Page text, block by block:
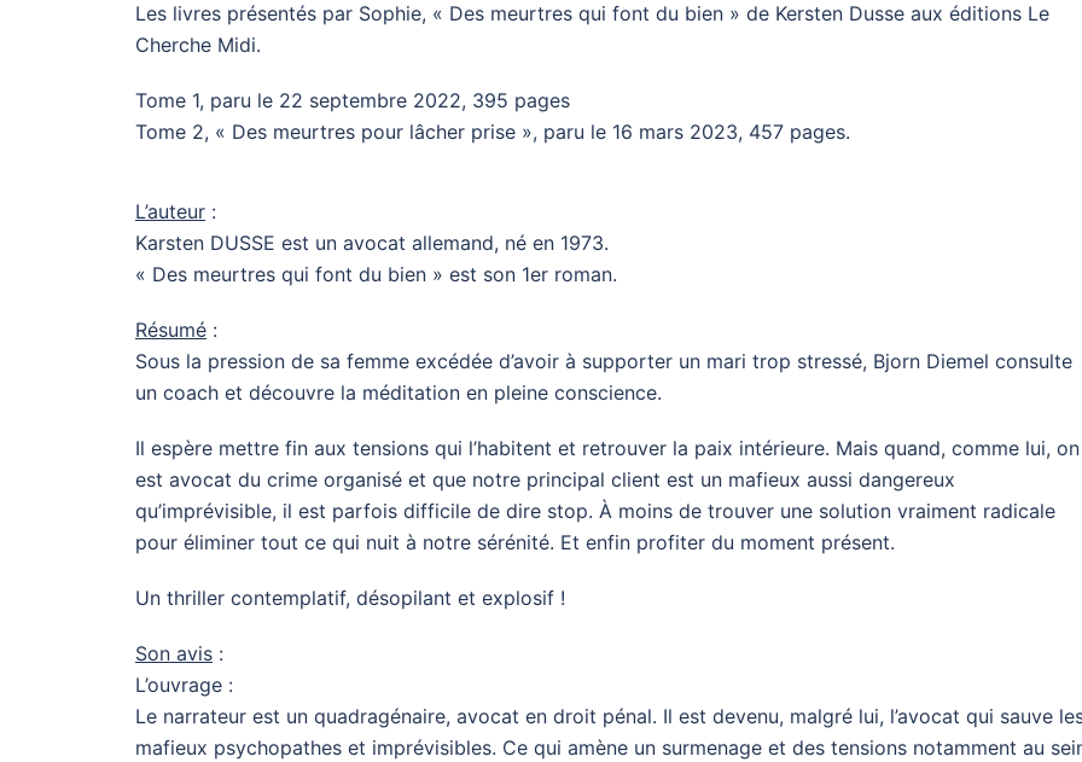
Les livres présentés par Sophie, « Des meurtres qui font du bien » de Kersten Dusse aux éditions Le
Cherche Midi.
Tome 1, paru le 22 septembre 2022, 395 pages
Tome 2, « Des meurtres pour lâcher prise », paru le 16 mars 2023, 457 pages.
L’auteur :
Karsten DUSSE est un avocat allemand, né en 1973.
« Des meurtres qui font du bien » est son 1er roman.
Résumé :
Sous la pression de sa femme excédée d’avoir à supporter un mari trop stressé, Bjorn Diemel consulte
un coach et découvre la méditation en pleine conscience.
Il espère mettre fin aux tensions qui l’habitent et retrouver la paix intérieure. Mais quand, comme lui, on
est avocat du crime organisé et que notre principal client est un mafieux aussi dangereux
qu’imprévisible, il est parfois difficile de dire stop. À moins de trouver une solution vraiment radicale
pour éliminer tout ce qui nuit à notre sérénité. Et enfin profiter du moment présent.
Un thriller contemplatif, désopilant et explosif !
Son avis :
L’ouvrage :
Le narrateur est un quadragénaire, avocat en droit pénal. Il est devenu, malgré lui, l’avocat qui sauve
mafieux psychopathes et imprévisibles. Ce qui amène un surmenage et des tensions notamment au